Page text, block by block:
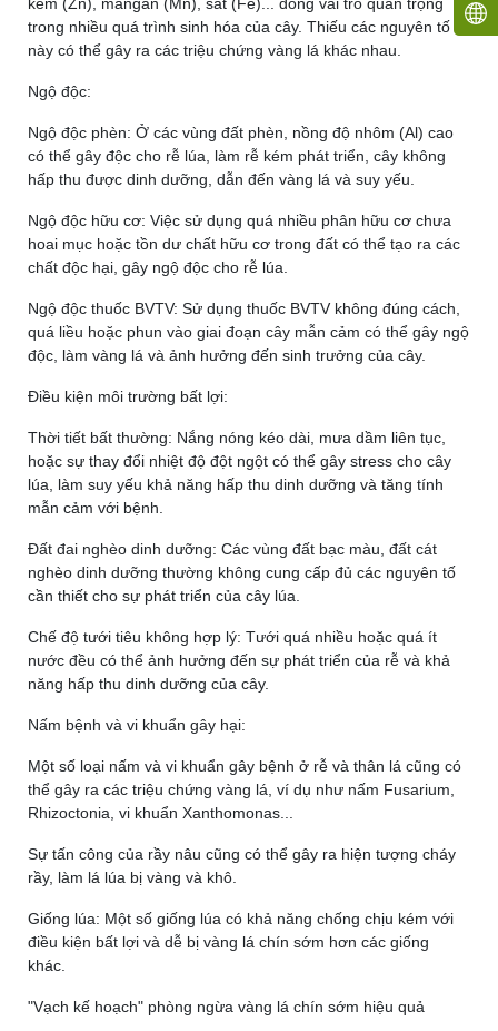
trong nhiều quá trình sinh hóa của cây. Thiếu các nguyên tố
này có thể gây ra các triệu chứng vàng lá khác nhau.
Ngộ độc:
Ngộ độc phèn: Ở các vùng đất phèn, nồng độ nhôm (Al) cao
có thể gây độc cho rễ lúa, làm rễ kém phát triển, cây không
hấp thu được dinh dưỡng, dẫn đến vàng lá và suy yếu.
Ngộ độc hữu cơ: Việc sử dụng quá nhiều phân hữu cơ chưa
hoai mục hoặc tồn dư chất hữu cơ trong đất có thể tạo ra các
chất độc hại, gây ngộ độc cho rễ lúa.
Ngộ độc thuốc BVTV: Sử dụng thuốc BVTV không đúng cách,
quá liều hoặc phun vào giai đoạn cây mẫn cảm có thể gây ngộ
độc, làm vàng lá và ảnh hưởng đến sinh trưởng của cây.
Điều kiện môi trường bất lợi:
Thời tiết bất thường: Nắng nóng kéo dài, mưa dầm liên tục,
hoặc sự thay đổi nhiệt độ đột ngột có thể gây stress cho cây
lúa, làm suy yếu khả năng hấp thu dinh dưỡng và tăng tính
mẫn cảm với bệnh.
Đất đai nghèo dinh dưỡng: Các vùng đất bạc màu, đất cát
nghèo dinh dưỡng thường không cung cấp đủ các nguyên tố
cần thiết cho sự phát triển của cây lúa.
Chế độ tưới tiêu không hợp lý: Tưới quá nhiều hoặc quá ít
nước đều có thể ảnh hưởng đến sự phát triển của rễ và khả
năng hấp thu dinh dưỡng của cây.
Nấm bệnh và vi khuẩn gây hại:
Một số loại nấm và vi khuẩn gây bệnh ở rễ và thân lá cũng có
thể gây ra các triệu chứng vàng lá, ví dụ như nấm Fusarium,
Rhizoctonia, vi khuẩn Xanthomonas...
Sự tấn công của rầy nâu cũng có thể gây ra hiện tượng cháy
rầy, làm lá lúa bị vàng và khô.
Giống lúa: Một số giống lúa có khả năng chống chịu kém với
điều kiện bất lợi và dễ bị vàng lá chín sớm hơn các giống
khác.
"Vạch kế hoạch" phòng ngừa vàng lá chín sớm hiệu quả